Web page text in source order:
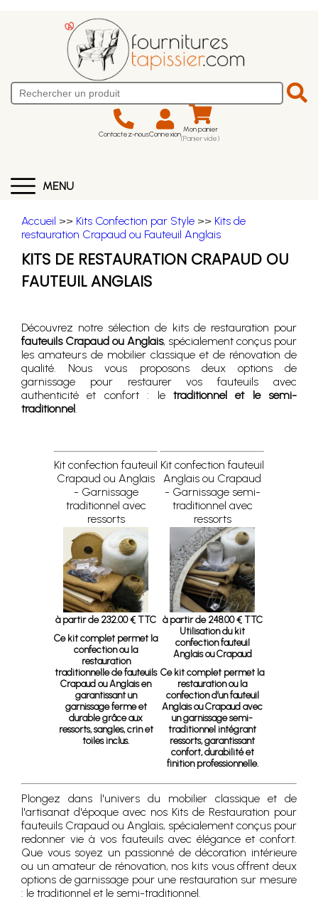
Contactez-nousConnexion Mon panier
(Panier vide)
MENU
Accueil >> Kits Confection par Style >> Kits de
restauration Crapaud ou Fauteuil Anglais
KITS DE RESTAURATION CRAPAUD OU
FAUTEUIL ANGLAIS
Découvrez notre sélection de kits de restauration pour
fauteuils Crapaud ou Anglais, spécialement conçus pour
les amateurs de mobilier classique et de rénovation de
qualité. Nous vous proposons deux options de
garnissage pour restaurer vos fauteuils avec
authenticité et confort : le traditionnel et le semi-
traditionnel.
Kit confection fauteuil
Crapaud ou Anglais
- Garnissage
traditionnel avec
ressorts
à partir de 232.00 € TTC
Ce kit complet permet la
confection ou la
restauration
traditionnelle de fauteuils
Crapaud ou Anglais en
garantissant un
garnissage ferme et
durable grâce aux
ressorts, sangles, crin et
toiles inclus.
Kit confection fauteuil
Anglais ou Crapaud
- Garnissage semi-
traditionnel avec
ressorts
à partir de 248.00 € TTC
Utilisation du kit
confection fauteuil
Anglais ou Crapaud
Ce kit complet permet la
restauration ou la
confection d’un fauteuil
Anglais ou Crapaud avec
un garnissage semi-
traditionnel intégrant
ressorts, garantissant
confort, durabilité et
finition professionnelle.
Plongez dans l'univers du mobilier classique et de
l'artisanat d'époque avec nos Kits de Restauration pour
fauteuils Crapaud ou Anglais, spécialement conçus pour
redonner vie à vos fauteuils avec élégance et confort.
Que vous soyez un passionné de décoration intérieure
ou un amateur de rénovation, nos kits vous offrent deux
options de garnissage pour une restauration sur mesure
: le traditionnel et le semi-traditionnel.